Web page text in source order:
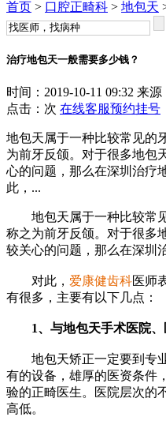
首页 > 口腔正畸科 > 地包天
治疗地包天一般需要多少钱？
时间：2019-10-11 09:32 来源
点击： 次 在线客服预约挂号
地包天属于一种比较常见的
为前牙反颌。对于很多地包
心的问题，那么在深圳治疗
此，...
地包天属于一种比较常见
称之为前牙反颌。对于很多
较关心的问题，那么在深圳
对此， 爱康健齿科医师
有很多，主要有以下几点：
1、与地包天手术医院
地包天矫正一定要到专业
有的设备，雄厚的医资条件
验的正畸医生。医院层次的
高低。